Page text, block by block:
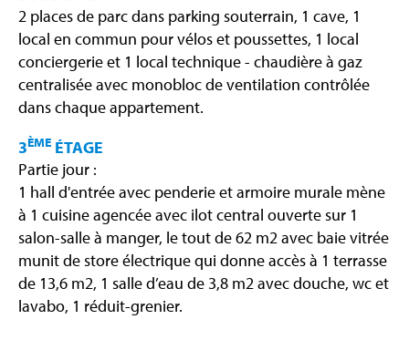
2 places de parc dans parking souterrain, 1 cave, 1
local en commun pour vélos et poussettes, 1 local
conciergerie et 1 local technique - chaudière à gaz
centralisée avec monobloc de ventilation contrôlée
dans chaque appartement.
3ÈME ÉTAGE
Partie jour :
1 hall d'entrée avec penderie et armoire murale mène
à 1 cuisine agencée avec ilot central ouverte sur 1
salon-salle à manger, le tout de 62 m2 avec baie vitrée
munit de store électrique qui donne accès à 1 terrasse
de 13,6 m2, 1 salle d’eau de 3,8 m2 avec douche, wc et
lavabo, 1 réduit-grenier.